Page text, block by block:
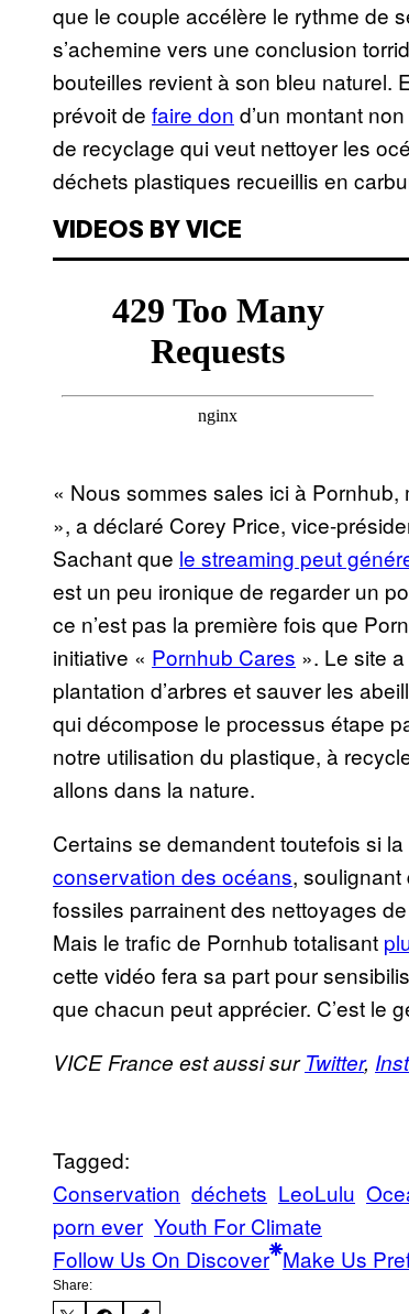
que le couple accélère le rythme de
s’achemine vers une conclusion
bouteilles revient à son bleu naturel.
prévoit de faire don d’un montant
de recyclage qui veut nettoyer les
déchets plastiques recueillis en
VIDEOS BY VICE
« Nous sommes sales ici à
», a déclaré Corey Price, vice-
Sachant que le streaming peut
est un peu ironique de regarder un
ce n’est pas la première fois que
initiative « Pornhub Cares ». Le site
plantation d’arbres et sauver les
qui décompose le processus étape
notre utilisation du plastique, à
allons dans la nature.
Certains se demandent toutefois si
conservation des océans,
fossiles parrainent des nettoyages
Mais le trafic de Pornhub totalisant
cette vidéo fera sa part pour
que chacun peut apprécier. C’est le
VICE France est aussi surTwitter,
Tagged:
Conservation déchets LeoLulu
porn ever Youth For Climate
Follow Us On Discover Make Us
Share: